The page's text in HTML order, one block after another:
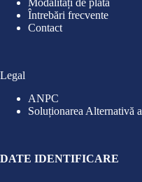
Modalități de plată
Întrebări frecvente
Contact
Legal
ANPC
Soluționarea
DATE IDENTIFICARE